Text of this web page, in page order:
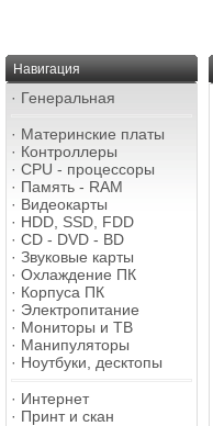
Навигация
· Генеральная
· Материнские платы
· Контроллеры
· CPU - процессоры
· Память - RAM
· Видеокарты
· HDD, SSD, FDD
· CD - DVD - BD
· Звуковые карты
· Охлаждение ПК
· Корпуса ПК
· Электропитание
· Мониторы и ТВ
· Манипуляторы
· Ноутбуки, десктопы
· Интернет
· Принт и скан